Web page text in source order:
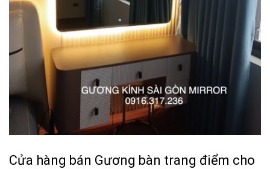
Cửa hàng bán Gương bàn trang điểm cho